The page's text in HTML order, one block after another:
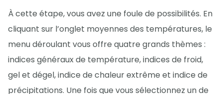
À cette étape, vous avez une foule de possibilités. En
cliquant sur l’onglet moyennes des températures, le
menu déroulant vous offre quatre grands thèmes :
indices généraux de température, indices de froid,
gel et dégel, indice de chaleur extrême et indice de
précipitations. Une fois que vous sélectionnez un de